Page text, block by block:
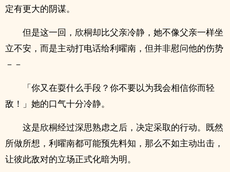
定有更大的阴谋。
但是这一回，欣桐却比父亲冷静，她不像父亲一样坐
立不安，而是主动打电话给利曜南，但并非慰问他的伤势
－－
「你又在耍什么手段？你不要以为我会相信你而轻
敌！」她的口气十分冷静。
这是欣桐经过深思熟虑之后，决定采取的行动。既然
所做所想，利曜南都可能预先料知，那么不如主动出击，
让彼此敌对的立场正式化暗为明。